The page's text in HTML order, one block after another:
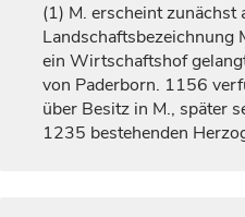
(1) M. erscheint zunächst
Landschaftsbezeichnung
ein Wirtschaftshof
von Paderborn. 1156
über Besitz in M., später
1235 bestehenden